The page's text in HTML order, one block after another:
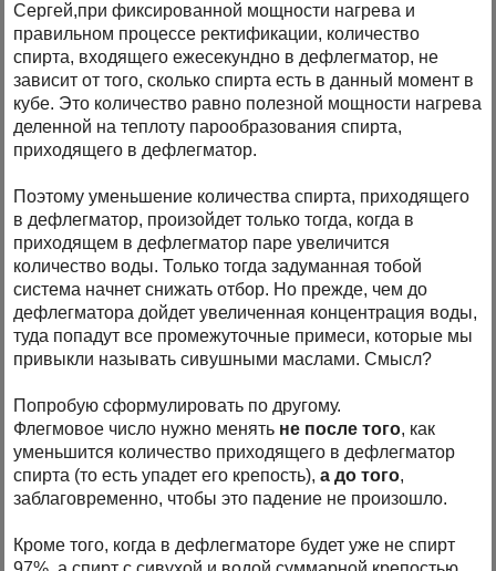
Сергей,при фиксированной мощности нагрева и
правильном процессе ректификации, количество
спирта, входящего ежесекундно в дефлегматор, не
зависит от того, сколько спирта есть в данный момент в
кубе. Это количество равно полезной мощности нагрева
деленной на теплоту парообразования спирта,
приходящего в дефлегматор.
Поэтому уменьшение количества спирта, приходящего
в дефлегматор, произойдет только тогда, когда в
приходящем в дефлегматор паре увеличится
количество воды. Только тогда задуманная тобой
система начнет снижать отбор. Но прежде, чем до
дефлегматора дойдет увеличенная концентрация воды,
туда попадут все промежуточные примеси, которые мы
привыкли называть сивушными маслами. Смысл?
Попробую сформулировать по другому.
Флегмовое число нужно менять не после того, как
уменьшится количество приходящего в дефлегматор
спирта (то есть упадет его крепость),а до того,
заблаговременно, чтобы это падение не произошло.
Кроме того, когда в дефлегматоре будет уже не спирт